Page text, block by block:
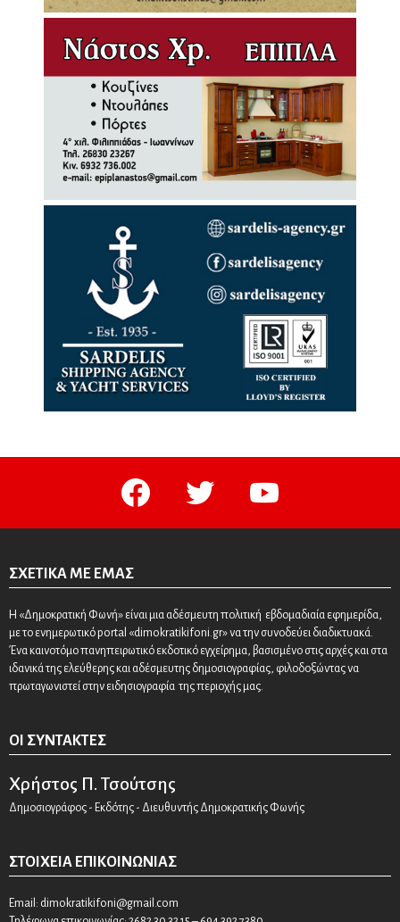
facebook twitter
ΣΧΕΤΙΚΆ ΜΕ ΕΜΆΣ
Η «Δημοκρατική Φωνή» είναι μια αδέσμευτη πολιτική εβδομαδιαία εφημερίδα,
με το ενημερωτικό portal «dimokratikifoni.gr» να την συνοδεύει διαδικτυακά.
Ένα καινοτόμο πανηπειρωτικό εκδοτικό εγχείρημα, βασισμένο στις αρχές και στα
ιδανικά της ελεύθερης και αδέσμευτης δημοσιογραφίας, φιλοδοξώντας να
πρωταγωνιστεί στην ειδησιογραφία της περιοχής μας.
ΟΙ ΣΥΝΤΆΚΤΕΣ
Χρήστος Π. Τσούτσης
Δημοσιογράφος - Εκδότης - Διευθυντής Δημοκρατικής Φωνής
ΣΤΟΙΧΕΊΑ ΕΠΙΚΟΙΝΩΝΊΑΣ
Email: dimokratikifoni@gmail.com